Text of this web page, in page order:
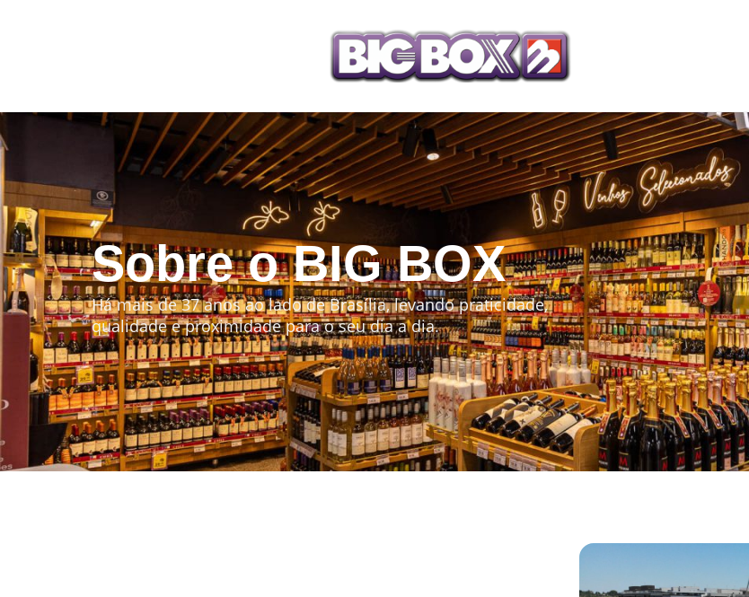
Sobre o BIG BOX
Há mais de 37 anos ao lado de Brasília, levando praticidade,
qualidade e proximidade para o seu dia a dia.